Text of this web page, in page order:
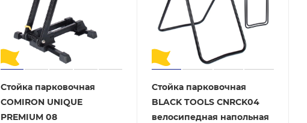
Стойка парковочная
COMIRON UNIQUE
PREMIUM 08
Стойка парковочная
BLACK TOOLS CNRCK04
велосипедная напольная